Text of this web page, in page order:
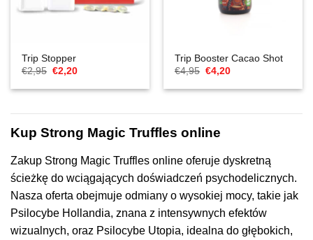
Trip Stopper
€2,95 Cena
wynosiła:
€2,20Aktualna
to:
Trip Booster Cacao Shot
€4,95 Cena
wynosiła:
€4,20Aktualna
to:
Kup Strong Magic Truffles online
Zakup Strong Magic Truffles online oferuje dyskretną
ścieżkę do wciągających doświadczeń psychodelicznych.
Nasza oferta obejmuje odmiany o wysokiej mocy, takie jak
Psilocybe Hollandia, znana z intensywnych efektów
wizualnych, oraz Psilocybe Utopia, idealna do głębokich,